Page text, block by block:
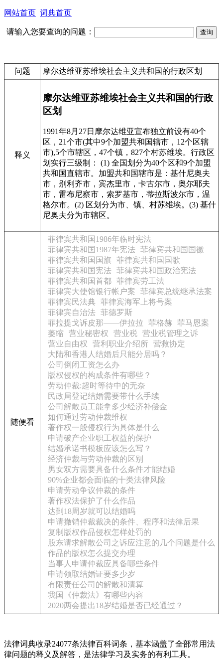
网站首页 词典首页
请输入您要查询的问题：
问题 摩尔达维亚苏维埃社会主义共和国的行政区划
释义
摩尔达维亚苏维埃社会主义共和国的行政
区划
1991年8月27日摩尔达维亚宣布独立前设有40个
区，21个市(其中9个加盟共和国辖市，12个区辖
市),5个市辖区，47个镇，827个村苏维埃。行政区
划实行三级制： (1) 全国划分为40个区和9个加盟
共和国直辖市。加盟共和国辖市是：基什尼奥夫
市，别利齐市，宾杰里市，卡古尔市，奥尔耶夫
市，雷布尼察市，索罗基市，蒂拉斯波尔市，温
格尔市。(2) 区划分为市、镇、村苏维埃。(3) 基什
尼奥夫分为市辖区。
随便看
菲律宾共和国1986年临时宪法
菲律宾共和国1987年宪法 菲律宾共和国国徽
菲律宾共和国国旗
菲律宾共和国国歌
菲律宾共和国宪法 菲律宾共和国政治宪法
菲律宾共和国首都 菲律宾劳工法
菲律宾大使馆银行帐户案
菲律宾总统继承法案
菲律宾民法典 菲律宾海军上将号案
菲律宾自治法 菲德罗斯
菲拉提戈诉皮那——伊拉拉
菲格赫
菲马恩案
萎缩
营业秘密权 营业税
营业税管理之诉
营业自由权
营利职业介绍所 营救协定
大陆和香港人结婚后只能分居吗？
公司倒闭工资怎么办
版权侵权的构成条件有哪些？
劳动仲裁:超时等待中的无奈
民政局登记结婚需要带什么手续
公司解散员工能拿多少经济补偿金
如何通过劳动仲裁维权
著作权一般侵权行为具体是什么
申请破产企业职工权益的保护
结婚承诺书模板应该怎么写？
经济仲裁与劳动仲裁的区别
男女双方需要具备什么条件才能结婚
90%企业都会面临的十类法律风险
申请劳动争议仲裁的条件
著作权法保护了什么作品
达到18周岁就可以结婚吗
申请撤销仲裁裁决的条件、程序和法律后果
复制版权作品侵权怎样处罚的
股东请求解散公司之诉应注意的几个问题是什么
作品的版权怎么提交办理
当事人申请仲裁应具备哪些条件
申请领取结婚证要多少岁
有限责任公司的解散和清算
我国《仲裁法》有哪些内容
2020两会提出18岁结婚是否已经通过？
法律词典收录24077条法律百科词条，基本涵盖了全部常用法
律问题的释义及解答，是法律学习及实务的有利工具。